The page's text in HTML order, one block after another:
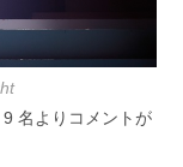
名よりコメントが